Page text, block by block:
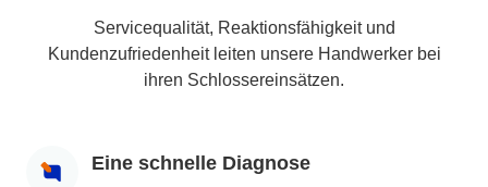
Servicequalität, Reaktionsfähigkeit und
Kundenzufriedenheit leiten unsere Handwerker bei
ihren Schlossereinsätzen.
Eine schnelle Diagnose